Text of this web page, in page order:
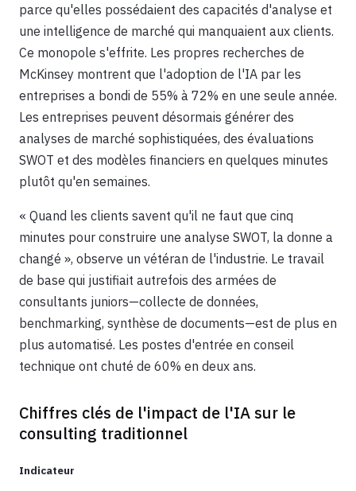
parce qu'elles possédaient des capacités d'analyse et
une intelligence de marché qui manquaient aux clients.
Ce monopole s'effrite. Les propres recherches de
McKinsey montrent que l'adoption de l'IA par les
entreprises a bondi de 55% à 72% en une seule année.
Les entreprises peuvent désormais générer des
analyses de marché sophistiquées, des évaluations
SWOT et des modèles financiers en quelques minutes
plutôt qu'en semaines.
« Quand les clients savent qu'il ne faut que cinq
minutes pour construire une analyse SWOT, la donne a
changé », observe un vétéran de l'industrie. Le travail
de base qui justifiait autrefois des armées de
consultants juniors—collecte de données,
benchmarking, synthèse de documents—est de plus en
plus automatisé. Les postes d'entrée en conseil
technique ont chuté de 60% en deux ans.
Chiffres clés de l'impact de l'IA sur le
consulting traditionnel
Indicateur